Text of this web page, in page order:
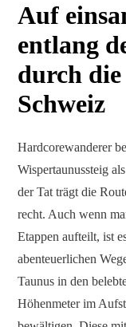
Auf
entlang
durch
Schweiz
Hardcorewanderer
Wispertaunussteig
der Tat trägt die
recht. Auch wenn
Etappen aufteilt, ist
abenteuerlichen
Taunus in den
Höhenmeter im